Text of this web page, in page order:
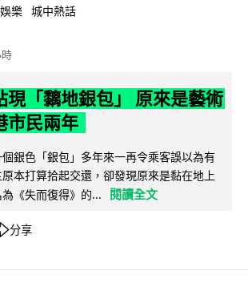
樂 城中熱話
現「黐地銀包」 原來是藝術
市民兩年
銀色「銀包」多年來一再令乘客誤以為有
本打算拾起交還，卻發現原來是黏在地上
《失而復得》的...
閱讀全文
分享